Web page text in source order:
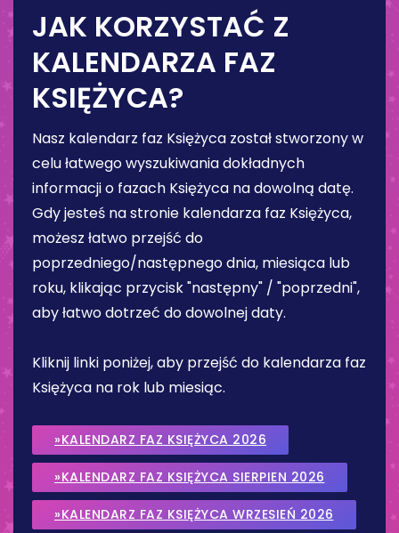
JAK KORZYSTAĆ Z
KALENDARZA FAZ
KSIĘŻYCA?
Nasz kalendarz faz Księżyca został stworzony w
celu łatwego wyszukiwania dokładnych
informacji o fazach Księżyca na dowolną datę.
Gdy jesteś na stronie kalendarza faz Księżyca,
możesz łatwo przejść do
poprzedniego/następnego dnia, miesiąca lub
roku, klikając przycisk "następny" / "poprzedni",
aby łatwo dotrzeć do dowolnej daty.
Kliknij linki poniżej, aby przejść do kalendarza faz
Księżyca na rok lub miesiąc.
»KALENDARZ FAZ KSIĘŻYCA 2026
»KALENDARZ FAZ KSIĘŻYCA SIERPIEN 2026
»KALENDARZ FAZ KSIĘŻYCA WRZESIEŃ 2026